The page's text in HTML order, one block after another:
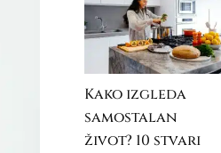
Kako izgleda
samostalan
život? 10 stvari